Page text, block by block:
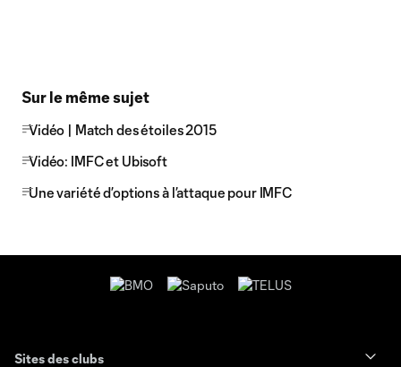
Sur le même sujet
Vidéo | Match des étoiles 2015
Vidéo: IMFC et Ubisoft
Une variété d’options à l’attaque pour IMFC
Sites des clubs